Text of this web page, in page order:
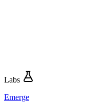
Labs
Emerge